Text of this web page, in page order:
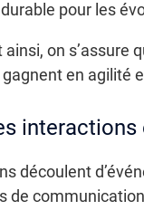
pour les
on s’assure
en agilité
découlent
de communication